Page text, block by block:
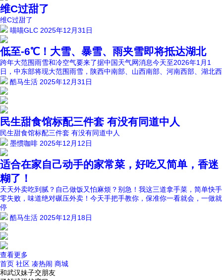
维C过甜了
维C过甜了
喵喵GLC 2025年12月31日
低至-6℃！大雪、暴雪、雨夹雪即将抵达湖北
跨年大范围雨雪和冷空气要来了据中国天气网消息今天至2026年1月1
日，中东部将现大范围雨雪，陕西中南部、山西南部、河南西部、湖北西
酷马生活 2025年12月31日
民生甜食馆标配三件套 有没有同道中人
民生甜食馆标配三件套 有没有同道中人
墨惯咖啡 2025年12月12日
适合在家自己动手的家常菜，好吃又简单，香迷
糊了！
天天外卖吃到腻？自己做饭又怕麻烦？别急！我这三道拿手菜，简单快手
零失败，味道绝对碾压外卖！今天手把手教你，保准你一看就会，一做就
停
酷马生活 2025年12月18日
查看更多
首页 社区 凑热闹 商城
和武汉妹子交朋友